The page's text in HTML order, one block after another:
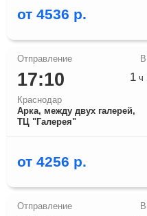
от 4536 р.
17:10
Краснодар
Арка, между двух галерей,
ТЦ "Галерея"
1 ч
от 4256 р.